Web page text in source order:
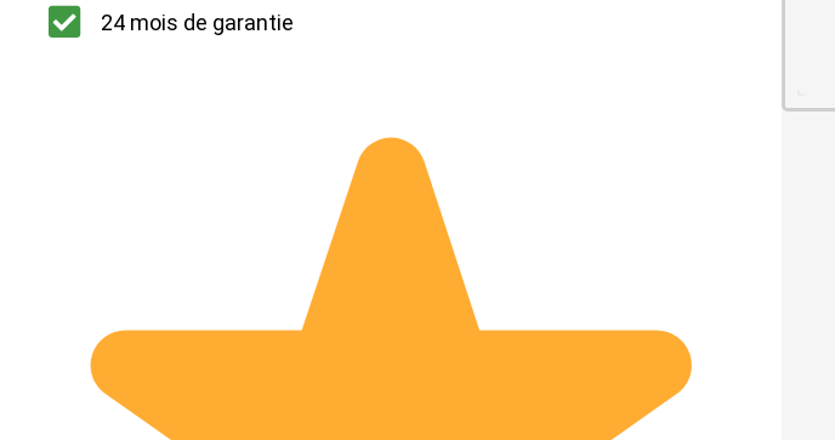
24 mois de garantie